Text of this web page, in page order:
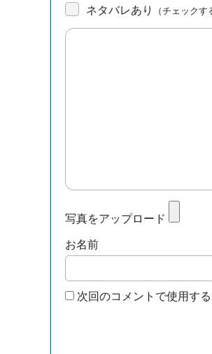
ネタバレあり （チェック
写真をアップロード
お名前
次回のコメントで使用す